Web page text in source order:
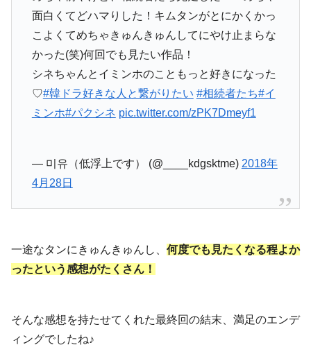
面白くてどハマりした！キムタンがとにかくかっ
こよくてめちゃきゅんきゅんしてにやけ止まらな
かった(笑)何回でも見たい作品！
シネちゃんとイミンホのこともっと好きになった
♡#韓ドラ好きな人と繋がりたい #相続者たち#イ
ミンホ#パクシネ pic.twitter.com/zPK7Dmeyf1
— 미유（低浮上です） (@____kdgsktme) 2018年
4月28日
一途なタンにきゅんきゅんし、 何度でも見たくなる程よか
ったという感想がたくさん！
そんな感想を持たせてくれた最終回の結末、満足のエンデ
ィングでしたね♪